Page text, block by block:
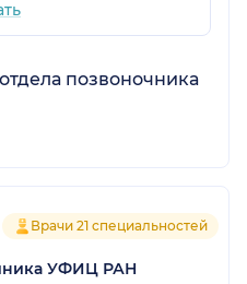
позвоночника
Врачи 21 специальностей
УФИЦ РАН